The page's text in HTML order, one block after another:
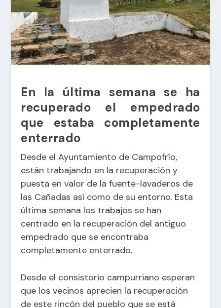
En la última semana se ha
recuperado el empedrado
que estaba completamente
enterrado
Desde el Ayuntamiento de Campofrío,
están trabajando en la recuperación y
puesta en valor de la fuente-lavaderos de
las Cañadas así como de su entorno. Esta
última semana los trabajos se han
centrado en la recuperación del antiguo
empedrado que se encontraba
completamente enterrado.
Desde el consistorio campurriano esperan
que los vecinos aprecien la recuperación
de este rincón del pueblo que se está